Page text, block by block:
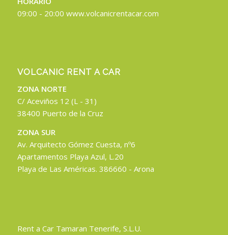
09:00 - 20:00 www.volcanicrentacar.com
VOLCANIC RENT A CAR
ZONA NORTE
C/ Aceviños 12 (L - 31)
38400 Puerto de la Cruz
ZONA SUR
Av. Arquitecto Gómez Cuesta, nº6
Apartamentos Playa Azul, L.20
Playa de Las Américas. 386660 - Arona
Rent a Car Tamaran Tenerife, S.L.U.